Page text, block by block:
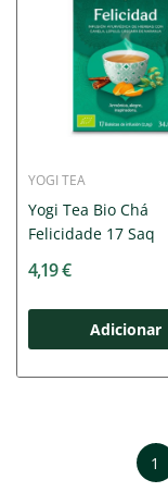
YOGI TEA
Yogi Tea Bio Chá
Felicidade 17 Saq
4,19 €
Adicionar
1